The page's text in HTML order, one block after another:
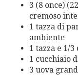
3 (8 once)
cremoso
1 tazza di
ambiente
1 tazza e 1/
1 cucchiaio
3 uova